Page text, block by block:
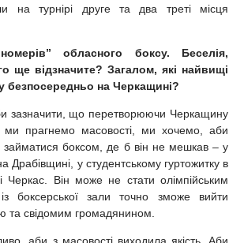
на турнірі друге та два треті місця
обласного боксу. Беселія,
ще відзначите? Загалом, які найвищі
безпосередньо на Черкащині?
зазначити, що перетворюючи Черкащину
ми прагнемо масовості, ми хочемо, аби
займатися боксом, де б він не мешкав – у
Драбівщині, у студентському гуртожитку в
Черкас. Він може не стати олімпійським
боксерської зали точно зможе вийти
свідомим громадянином.